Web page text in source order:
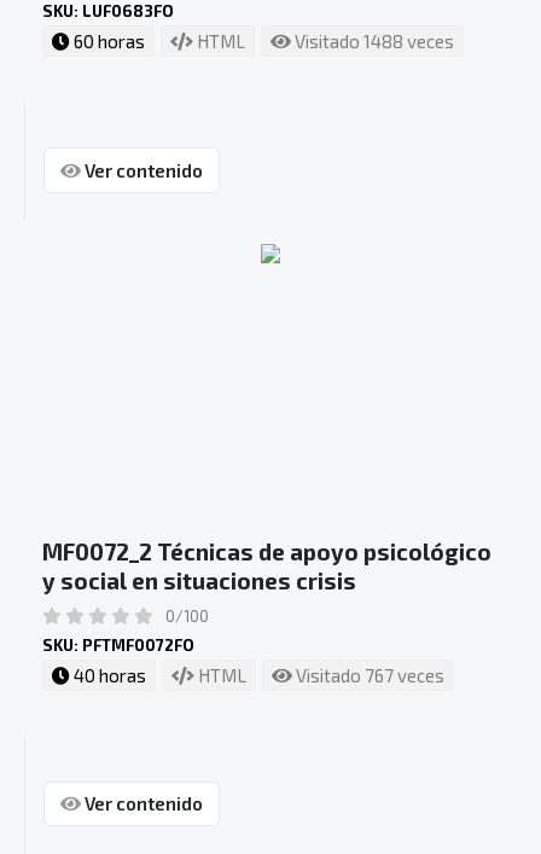
SKU: LUF0683FO
60 horas HTML Visitado 1488 veces
Ver contenido
MF0072_2 Técnicas de apoyo psicológico
y social en situaciones crisis
0/100
SKU: PFTMF0072FO
40 horas HTML Visitado 767 veces
Ver contenido